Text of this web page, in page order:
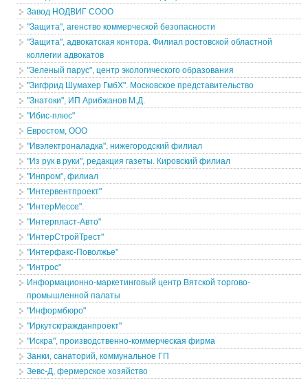
Завод НОДВИГ СООО
"Защита", агенство коммерческой безопасности
"Защита", адвокатская контора. Филиал ростовской областной
коллегии адвокатов
"Зеленый парус", центр экологического образования
"Зигфрид Шумахер ГмбХ". Московское представительство
"Знатоки", ИП Арибжанов М.Д.
"Ибис-плюс"
Евростом, ООО
"Ивэлектроналадка", нижегородский филиал
"Из рук в руки", редакция газеты. Кировский филиал
"Инпром", филиал
"Интервентпроект"
"ИнтерМессе".
"Интерпласт-Авто"
"ИнтерСтройТрест"
"Интерфакс-Поволжье"
"Интрос"
Информационно-маркетинговый центр Вятской торгово-
промышленной палаты
"Информбюро"
"Иркутскгражданпроект"
"Искра", производственно-коммерческая фирма
Занки, санаторий, коммунальное ГП
Зевс-Д, фермерское хозяйство